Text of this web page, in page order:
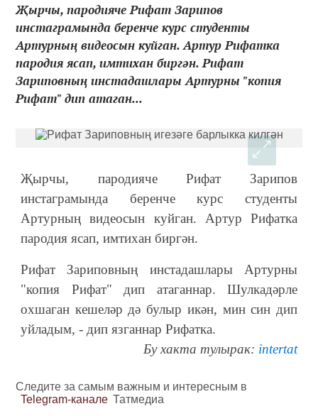
Җырчы, пародияче Рифат Зарипов
инстаграмында беренче курс студенты
Артурның видеосын куйган. Артур Рифатка
пародия ясап, имтихан биргән. Рифат
Зариповның инстадашлары Артурны "копия
Рифат" дип атаган...
Җырчы, пародияче Рифат Зарипов
инстаграмында беренче курс студенты
Артурның видеосын куйган. Артур Рифатка
пародия ясап, имтихан биргән.
Рифат Зариповның инстадашлары Артурны
"копия Рифат" дип атаганнар. Шулкадәрле
охшаган кешеләр дә булыр икән, мин син дип
уйладым, - дип язганнар Рифатка.
Бу хакта тулырак: intertat
Следите за самым важным и интересным в
Telegram-канале Татмедиа